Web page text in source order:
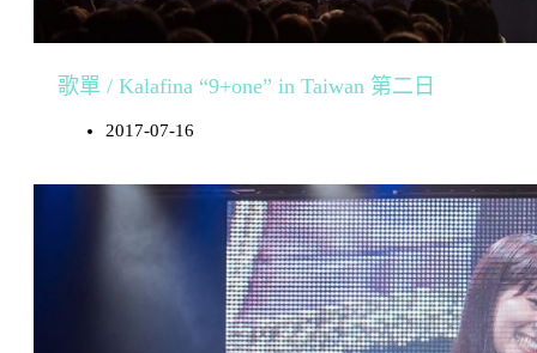
歌單 / Kalafina “9+one” in Taiwan 第二日
2017-07-16